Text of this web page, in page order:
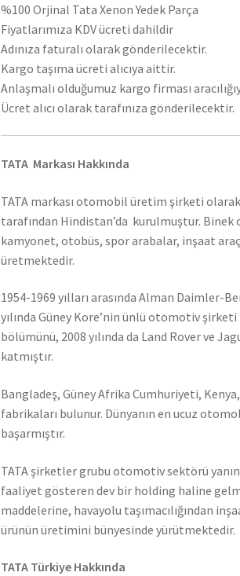
%100 Orjinal Tata Xenon Yedek Parça
Fiyatlarımıza KDV ücreti dahildir
Adınıza faturalı olarak gönderilecektir.
Kargo taşıma ücreti alıcıya aittir.
Anlaşmalı olduğumuz kargo firması
Ücret alıcı olarak tarafınıza gönderilecektir.
TATA Markası Hakkında
TATA markası otomobil üretim şirketi olarak
tarafından Hindistan’da kurulmuştur.
kamyonet, otobüs, spor arabalar, inşaat
üretmektedir.
1954-1969 yılları arasında Alman Daimler-
yılında Güney Kore’nin ünlü otomotiv şirketi
bölümünü, 2008 yılında da Land Rover ve
katmıştır.
Bangladeş, Güney Afrika Cumhuriyeti, Kenya,
fabrikaları bulunur. Dünyanın en ucuz
başarmıştır.
TATA şirketler grubu otomotiv sektörü
faaliyet gösteren dev bir holding haline
maddelerine, havayolu taşımacılığından
ürünün üretimini bünyesinde yürütmektedir.
TATA Türkiye Hakkında